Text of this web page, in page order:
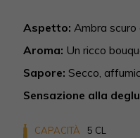
Aspetto: Ambra scuro
Aroma: Un ricco
Sapore: Secco,
Sensazione alla
CAPACITÀ 5 CL